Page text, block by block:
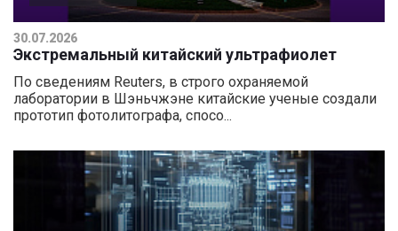
30.07.2026
Экстремальный китайский ультрафиолет
По сведениям Reuters, в строго охраняемой
лаборатории в Шэньчжэне китайские ученые создали
прототип фотолитографа, спосо...